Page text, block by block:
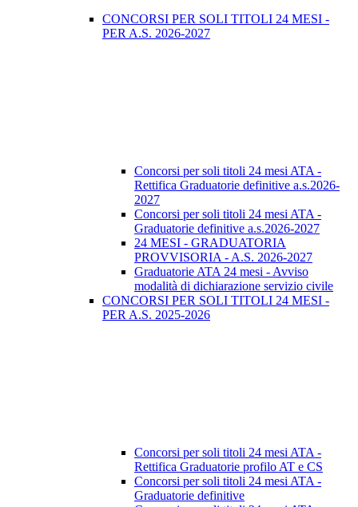
CONCORSI PER SOLI TITOLI 24 MESI -
PER A.S. 2026-2027
Concorsi per soli titoli 24 mesi ATA -
Rettifica Graduatorie definitive a.s.2026-
2027
Concorsi per soli titoli 24 mesi ATA -
Graduatorie definitive a.s.2026-2027
24 MESI - GRADUATORIA
PROVVISORIA - A.S. 2026-2027
Graduatorie ATA 24 mesi - Avviso
modalità di dichiarazione servizio civile
CONCORSI PER SOLI TITOLI 24 MESI -
PER A.S. 2025-2026
Concorsi per soli titoli 24 mesi ATA -
Rettifica Graduatorie profilo AT e CS
Concorsi per soli titoli 24 mesi ATA -
Graduatorie definitive